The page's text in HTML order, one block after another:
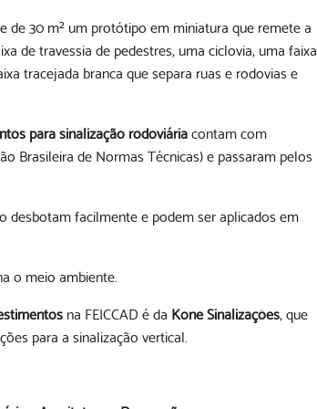
de 30 m² um protótipo em miniatura que remete a
de travessia de pedestres, uma ciclovia, uma faixa
tracejada branca que separa ruas e rodovias e
para sinalização rodoviáriacontam com
Brasileira de Normas Técnicas) e passaram pelos
desbotam facilmente e podem ser aplicados em
o meio ambiente.
na FEICCAD é da Kone Sinalizações, que
para a sinalização vertical.